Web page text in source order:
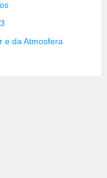
e da Atmosfera